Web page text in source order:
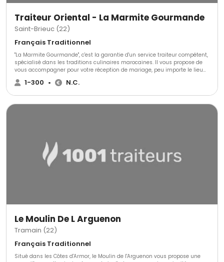
Traiteur Oriental - La Marmite Gourmande
Saint-Brieuc (22)
Français Traditionnel
"La Marmite Gourmande", c'est la garantie d'un service traiteur compétent,
spécialisé dans les traditions culinaires marocaines. Il vous propose de
vous accompagner pour votre réception de mariage, peu importe le lieu
de réception. Un véritable traiteur nomade qui épatera vos convives et
fera de votre banquet un événement inoubliable.Vous retrouverez dans
1-300 • N.C.
Le Moulin De L Arguenon
Tramain (22)
Français Traditionnel
Situé dans les Côtes d'Armor, le Moulin de l'Arguenon vous propose une